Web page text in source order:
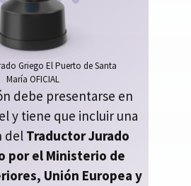
Griego El Puerto de Santa
María OFICIAL
debe presentarse en
y tiene que incluir una
del Traductor Jurado
por el Ministerio de
Unión Europea y